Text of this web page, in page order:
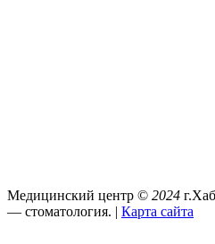
Медицинский центр © 2024
— стоматология. | Карта сайта